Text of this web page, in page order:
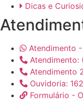
Dicas e
Atendimento
Atendimento:
Atendimento
Ouvidoria: 162
Formulário -